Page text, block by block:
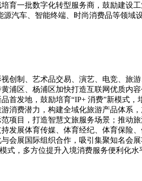
一批数字化转型服务商，鼓励建设
汽车、智能终端、时尚消费品等领域
创制、艺术品交易、演艺、电竞、旅
浦区、杨浦区加快打造互联网优质内
发地，鼓励培育“IP+ 消费”新模式
费潜力，构建全域化旅游产品体系
项目，打造智慧文旅服务场景；推动
发展体育传媒、体育经纪、体育保险
会展国际组织合作，吸引集聚知名会
，多方位提升入境消费服务便利化